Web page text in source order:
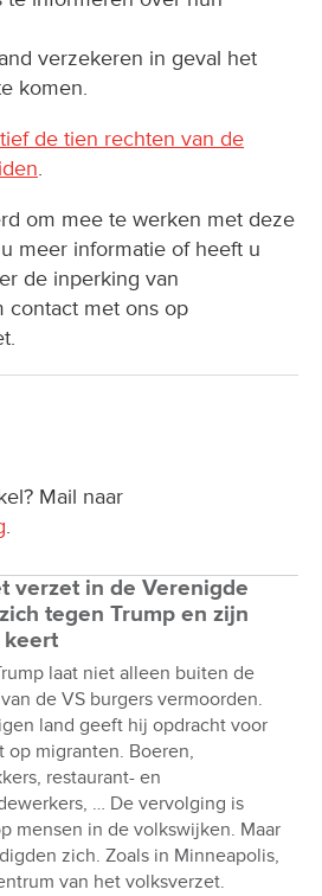
verzekeren in geval het
komen.
de tien rechten van de
.
om mee te werken met deze
meer informatie of heeft u
de inperking van
contact met ons op
Mail naar
.
verzet in de Verenigde
tegen Trump en zijn
laat niet alleen buiten de
de VS burgers vermoorden.
land geeft hij opdracht voor
op migranten. Boeren,
restaurant- en
… De vervolging is
mensen in de volkswijken. Maar
zich. Zoals in Minneapolis,
van het volksverzet.